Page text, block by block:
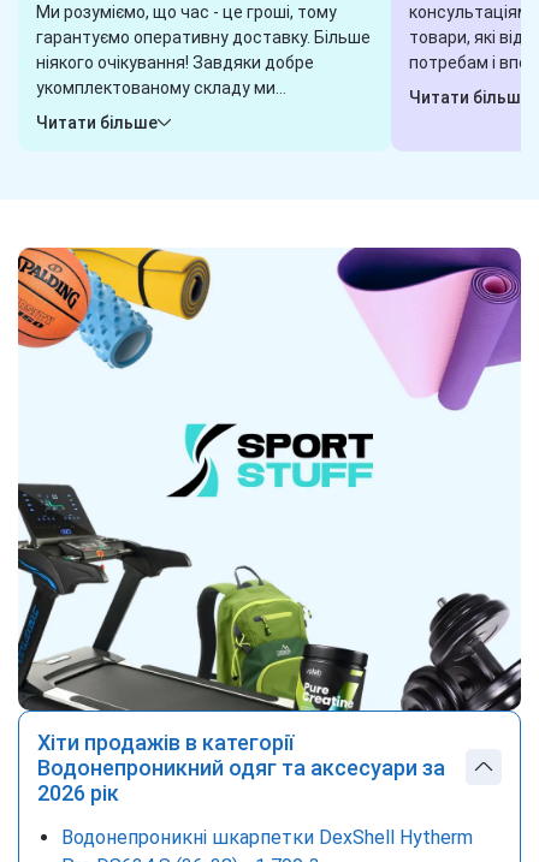
Ми розуміємо, що час - це гроші, тому
гарантуємо оперативну доставку. Більше
ніякого очікування! Завдяки добре
укомплектованому складу ми
гарантуємо, що обрані вами товари
Читати більше
товари, які
потребам і
завжди готові
Читати більше
Хіти продажів в категорії
Водонепроникний одяг та аксесуари за
2026 рік
Водонепроникні шкарпетки DexShell Hytherm